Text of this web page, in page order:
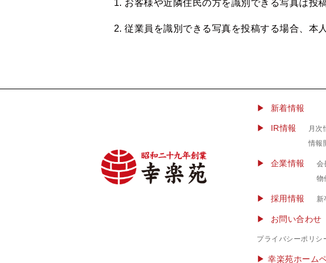
お客様や近隣住民の方を識別できる写真は投
従業員を識別できる写真を投稿する場合、本
▶ 新着情報
IR情報 月次
情報
企業情報 会
物
採用情報 新
お問い合わせ
プライバシーポリシ
▶︎ 幸楽苑ホーム